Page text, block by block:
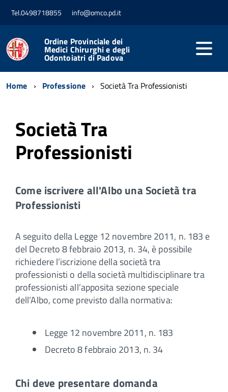
Tel.0498718855 info@omco.pd.it
Ordine Provinciale dei
Medici Chirurghi e degli
Odontoiatri di Padova
Home Professione Società Tra Professionisti
Società Tra
Professionisti
Come iscrivere all'Albo una Società tra
Professionisti
A seguito della Legge 12 novembre 2011, n. 183 e
del Decreto 8 febbraio 2013, n. 34, è possibile
richiedere l’iscrizione della società tra
professionisti o della società multidisciplinare tra
professionisti all’apposita sezione speciale
dell’Albo, come previsto dalla normativa:
Legge 12 novembre 2011, n. 183
Decreto 8 febbraio 2013, n. 34
Chi deve presentare domanda